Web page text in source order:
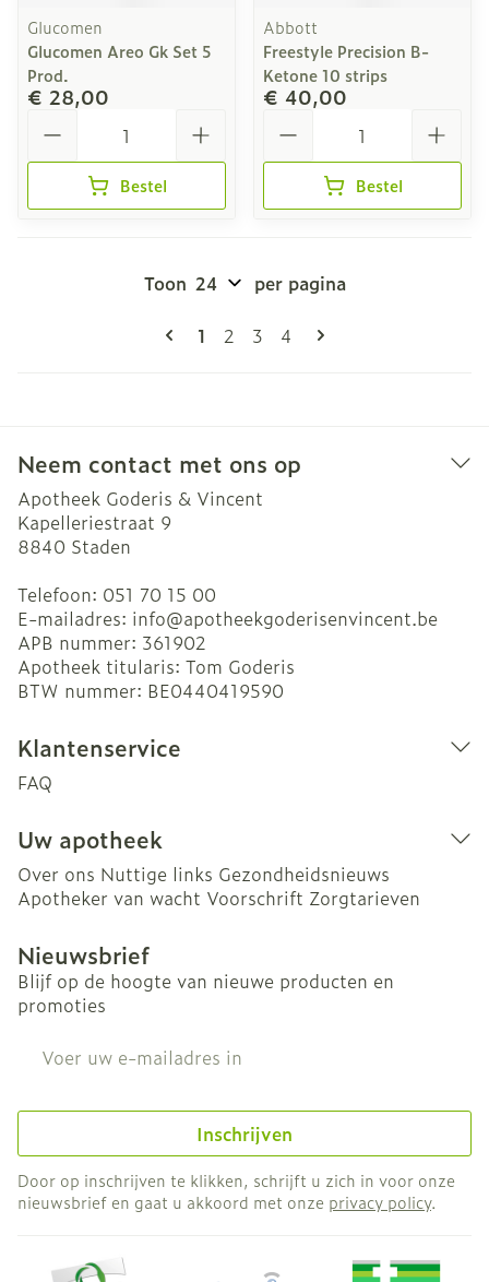
Glucomen
Glucomen Areo Gk Set 5
Prod.
€ 28,00
Bestel
Abbott
Freestyle Precision B-
Ketone 10 strips
€ 40,00
Bestel
Pagina's
U lees momenteel pagina
1 Pagina
2 Pagina
3 Pagina
4
Toon per pagina
Neem contact met ons op
Apotheek Goderis & Vincent
Kapelleriestraat 9
8840 Staden
Telefoon: 051 70 15 00
E-mailadres: info@apotheekgoderisenvincent.be
APB nummer: 361902
Apotheek titularis: Tom Goderis
BTW nummer: BE0440419590
Klantenservice
FAQ
Uw apotheek
Over ons Nuttige links Gezondheidsnieuws
Apotheker van wacht Voorschrift Zorgtarieven
Nieuwsbrief
Blijf op de hoogte van nieuwe producten en
promoties
Inschrijven
Door op inschrijven te klikken, schrijft u zich in voor onze
nieuwsbrief en gaat u akkoord met onze privacy policy.